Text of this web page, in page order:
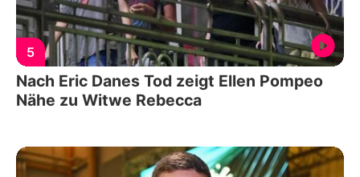
5
Nach Eric Danes Tod zeigt Ellen Pompeo
Nähe zu Witwe Rebecca